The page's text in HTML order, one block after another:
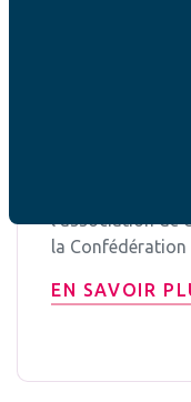
la Confédération
EN SAVOIR